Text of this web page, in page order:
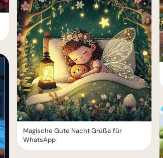
Magische Gute Nacht Grüße für
WhatsApp